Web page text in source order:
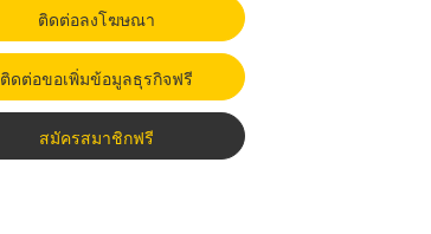
ติดต่อลงโฆษณา
ติดต่อขอเพิ่มข้อมูลธุรกิจฟรี
สมัครสมาชิกฟรี